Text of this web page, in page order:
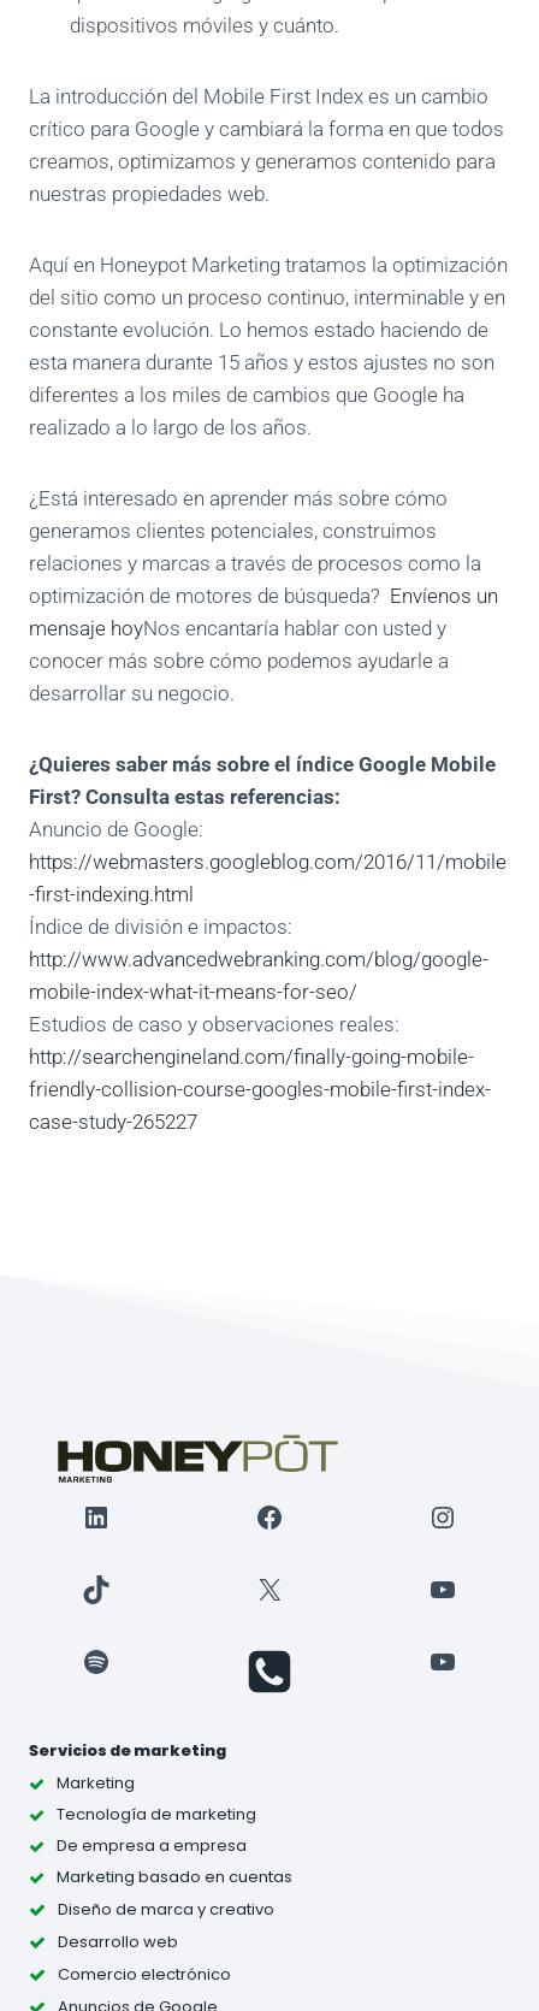
dispositivos móviles y cuánto.
La introducción del Mobile First Index es un cambio
crítico para Google y cambiará la forma en que todos
creamos, optimizamos y generamos contenido para
nuestras propiedades web.
Aquí en Honeypot Marketing tratamos la optimización
del sitio como un proceso continuo, interminable y en
constante evolución. Lo hemos estado haciendo de
esta manera durante 15 años y estos ajustes no son
diferentes a los miles de cambios que Google ha
realizado a lo largo de los años.
¿Está interesado en aprender más sobre cómo
generamos clientes potenciales, construimos
relaciones y marcas a través de procesos como la
optimización de motores de búsqueda? Envíenos un
mensaje hoyNos encantaría hablar con usted y
conocer más sobre cómo podemos ayudarle a
desarrollar su negocio.
¿Quieres saber más sobre el índice Google Mobile
First? Consulta estas referencias:
Anuncio de Google:
https://webmasters.googleblog.com/2016/11/mobile
-first-indexing.html
Índice de división e impactos:
http://www.advancedwebranking.com/blog/google-
mobile-index-what-it-means-for-seo/
Estudios de caso y observaciones reales:
http://searchengineland.com/finally-going-mobile-
friendly-collision-course-googles-mobile-first-index-
case-study-265227
LinkedIn Facebook
TikTok X YouTube
Spotify YouTube
Servicios de marketing
Marketing
Tecnología de marketing
De empresa a empresa
Marketing basado en cuentas
Diseño de marca y creativo
Desarrollo web
Comercio electrónico